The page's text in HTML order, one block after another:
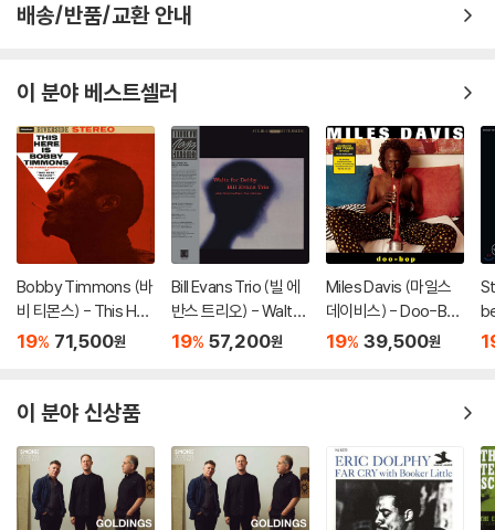
배송/반품/교환 안내
이 분야 베스트셀러
Bobby Timmons (바
비 티몬스) - This Her
e Is Bobby Timmon
19% 71,500원
Bill Evans Trio (빌 에
반스 트리오) - Waltz
For Debby [LP]
19% 57,200원
Miles Davis (마일스
데이비스) - Doo-Bo
p [LP]
19% 39,500원
이 분야 신상품